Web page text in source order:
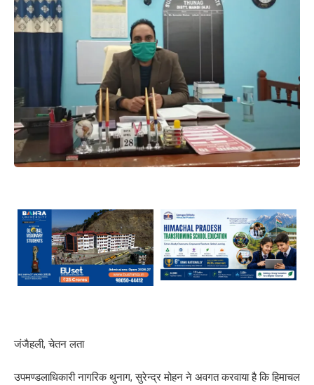
जंजैहली, चेतन लता
उपमण्डलाधिकारी नागरिक थुनाग, सुरेन्द्र मोहन ने अवगत करवाया है कि हिमाचल